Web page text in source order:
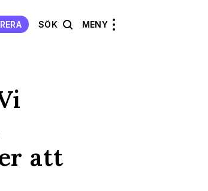
SÖK MENY
att